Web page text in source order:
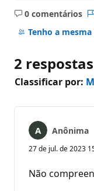
0 comentários
Sem
Tenho a
2 respostas
Classificar por:
Anônima
27 de jul. de 2023
Não